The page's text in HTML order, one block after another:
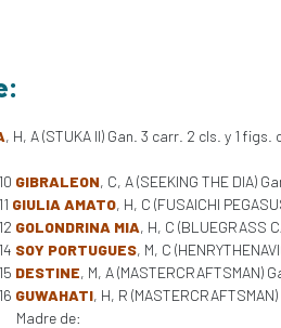
, H, A (STUKA II) Gan. 3 carr. 2 cls. y 1
GIBRALEON, C, A (SEEKING THE DIA)
GIULIA AMATO, H, C (FUSAICHI
GOLONDRINA MIA, H, C (BLUEGRASS
SOY PORTUGUES, M, C
DESTINE, M, A (MASTERCRAFTSMAN)
GUWAHATI, H, R
Madre de: